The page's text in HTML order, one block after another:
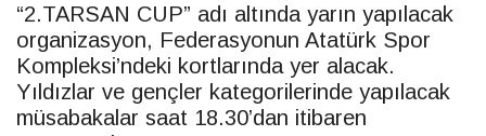
“2.TARSAN CUP” adı altında yarın yapılacak
organizasyon, Federasyonun Atatürk Spor
Kompleksi’ndeki kortlarında yer alacak.
Yıldızlar ve gençler kategorilerinde yapılacak
müsabakalar saat 18.30’dan itibaren